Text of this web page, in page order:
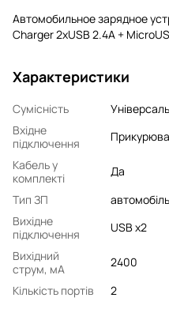
Автомобильное зарядное
Charger 2xUSB 2.4A +
Характеристики
Сумісність
Вхідне
підключення
Кабель у
комплекті
Да
Тип ЗП
Вихідне
підключення
USB x2
Вихідний
струм, мA
2400
Кількість портів
2